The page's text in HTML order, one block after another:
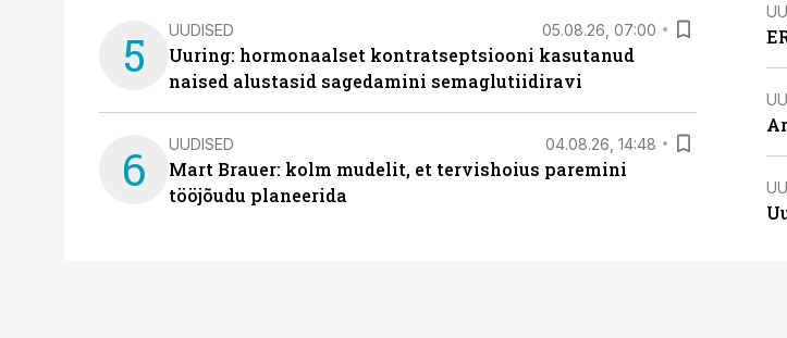
5 UUDISED 05.08.26, 07:00
Uuring: hormonaalset kontratseptsiooni kasutanud
naised alustasid sagedamini semaglutiidiravi
6 UUDISED 04.08.26, 14:48
Mart Brauer: kolm mudelit, et tervishoius paremini
tööjõudu planeerida